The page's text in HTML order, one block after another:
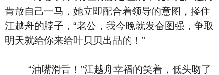
肯放自己一马，她立即配合着领导的意图，搂住
江越舟的脖子，“老公，我今晚就发奋图强，争取
明天就给你来给叶贝贝出品的！”
“油嘴滑舌！”江越舟幸福的笑着，低头吻了